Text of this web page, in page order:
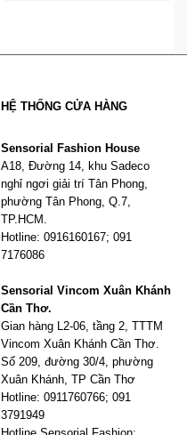
HỆ THỐNG CỬA HÀNG
Sensorial Fashion House
A18, Đường 14, khu Sadeco
nghỉ ngơi giải trí Tân Phong,
phường Tân Phong, Q.7,
TP.HCM.
Hotline: 0916160167; 091
7176086
Sensorial Vincom Xuân Khánh
Cần Thơ.
Gian hàng L2-06, tầng 2, TTTM
Vincom Xuân Khánh Cần Thơ.
Số 209, đường 30/4, phường
Xuân Khánh, TP Cần Thơ
Hotline: 0911760766; 091
3791949